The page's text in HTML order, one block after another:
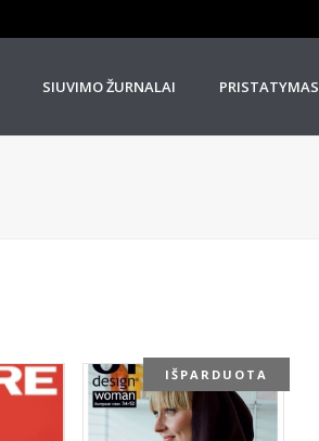
SIUVIMO ŽURNALAI PRISTATYMAS
IŠPARDUOTA